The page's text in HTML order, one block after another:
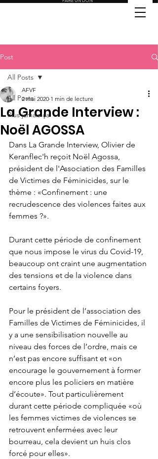
Post
All Posts
Plus jamais ça
All Posts
La Grande Interview :
Noël AGOSSA
AFVF
2 mai 2020 1 min de lecture
Dans La Grande Interview, Olivier de
Keranflec'h reçoit Noël Agossa,
président de l'Association des Familles
de Victimes de Féminicides, sur le
thème : «Confinement : une
recrudescence des violences faites aux
femmes ?».
Durant cette période de confinement
que nous impose le virus du Covid-19,
beaucoup ont craint une augmentation
des tensions et de la violence dans
certains foyers.
Pour le président de l’association des
Familles de Victimes de Féminicides, il
y a une sensibilisation nouvelle au
niveau des forces de l’ordre, mais ce
n’est pas encore suffisant et «on
encourage le gouvernement à former
encore plus les policiers en matière
d’écoute». Tout particulièrement
durant cette période compliquée «où
les femmes victimes de violences se
retrouvent enfermées avec leur
bourreau, cela devient un huis clos
forcé pour elles».